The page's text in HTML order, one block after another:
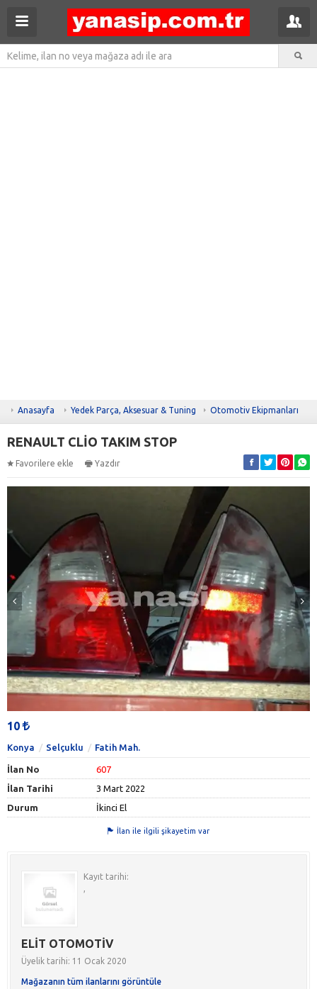
Anasayfa Yedek Parça, Aksesuar & Tuning Otomotiv Ekipmanları
RENAULT CLİO TAKIM STOP
Favorilere ekle Yazdır
10
Konya Selçuklu Fatih Mah.
İlan No
607
İlan Tarihi
3 Mart 2022
Durum
İkinci El
İlan ile ilgili şikayetim var
Kayıt tarihi:
,
ELİT OTOMOTİV
Üyelik tarihi: 11 Ocak 2020
Mağazanın tüm ilanlarını görüntüle